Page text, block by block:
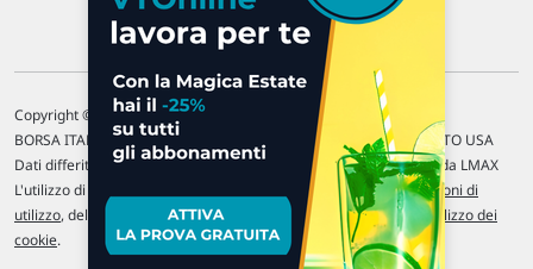
Copyright © 1996-2026 Traderlink Italia s.r.l.
BORSA ITALIANA Quotazioni di borsa differite di 15 min. / MERCATO USA
Dati differiti di 15 min. (fonte Intrinio) / FOREX Quotazioni fornite da LMAX
L'utilizzo di questo sito implica l'accettazione delle nostre Condizioni di
utilizzo, del Disclaimer MAR, delle Politiche sulla privacye dell' Utilizzo dei
cookie.